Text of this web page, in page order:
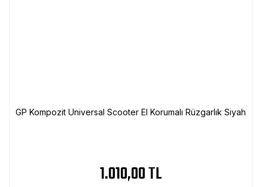
GP Kompozit Universal Scooter El Korumalı Rüzgarlık Siyah
1.010,00 TL